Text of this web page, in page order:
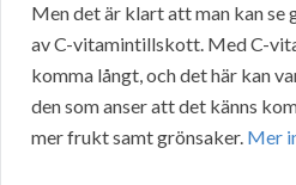
Men det är klart att man kan
av C-vitamintillskott. Med C-
komma långt, och det här kan
den som anser att det känns
mer frukt samt grönsaker. Mer